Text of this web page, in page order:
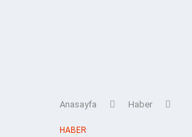
Anasayfa Haber
HABER